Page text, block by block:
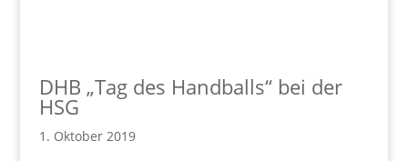
DHB „Tag des Handballs“ bei der
HSG
1. Oktober 2019